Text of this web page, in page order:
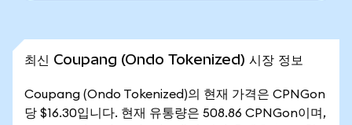
최신 Coupang (Ondo Tokenized) 시장 정보
Coupang (Ondo Tokenized)의 현재 가격은 CPNGon
당 $16.30입니다. 현재 유통량은 508.86 CPNGon이며,